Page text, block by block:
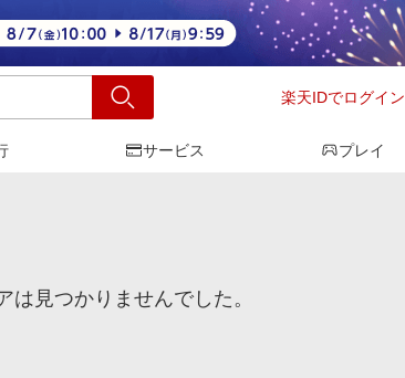
楽天IDでログイン
サービス プレイ
見つかりませんでした。